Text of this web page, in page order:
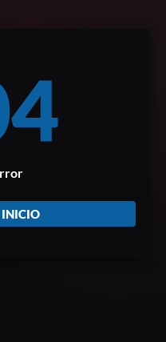
INICIO